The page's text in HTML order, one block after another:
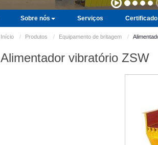
Sobre nós Serviços Certificado
Início Produtos Equipamento de britagem
Alimentador vibratório ZSW